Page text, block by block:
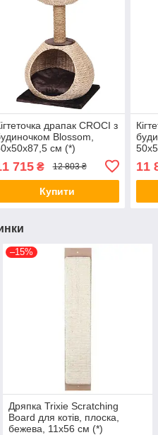
драпак CROCI з
Blossom,
см (*)
715₴ 12 803 ₴
Купити
11
–15%
Дряпка Trixie Scratching
Board для котів, плоска,
бежева, 11х56 см (*)